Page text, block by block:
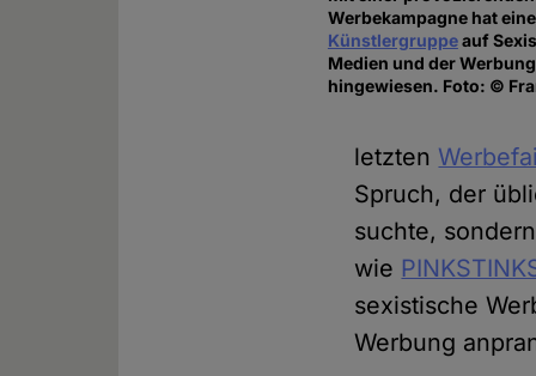
Werbekampagne hat eine
Künstlergruppeauf
Medien und der Werbung
hingewiesen. Foto: ©
letzten
Spruch, der
suchte,
wie
sexistische
Werbung